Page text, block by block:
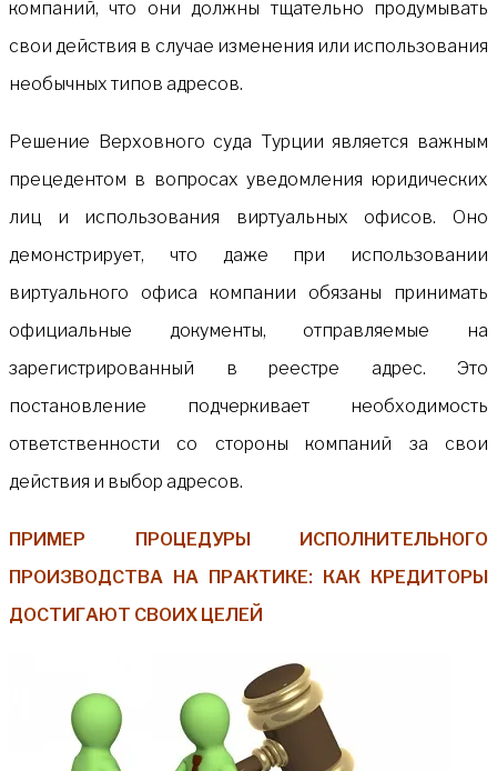
компаний, что они должны тщательно продумывать
свои действия в случае изменения или использования
необычных типов адресов.
Решение Верховного суда Турции является важным
прецедентом в вопросах уведомления юридических
лиц и использования виртуальных офисов. Оно
демонстрирует, что даже при использовании
виртуального офиса компании обязаны принимать
официальные документы, отправляемые на
зарегистрированный в реестре адрес. Это
постановление подчеркивает необходимость
ответственности со стороны компаний за свои
действия и выбор адресов.
ПРИМЕР ПРОЦЕДУРЫ ИСПОЛНИТЕЛЬНОГО
ПРОИЗВОДСТВА НА ПРАКТИКЕ: КАК КРЕДИТОРЫ
ДОСТИГАЮТ СВОИХ ЦЕЛЕЙ